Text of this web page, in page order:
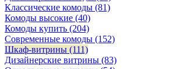
Классические комоды (81)
Комоды высокие (40)
Комоды купить (204)
Современные комоды (152)
Шкаф-витрины (111)
Дизайнерские витрины (83)